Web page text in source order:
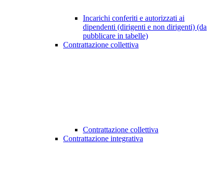
Incarichi conferiti e autorizzati ai
dipendenti (dirigenti e non dirigenti) (da
pubblicare in tabelle)
Contrattazione collettiva
Contrattazione collettiva
Contrattazione integrativa